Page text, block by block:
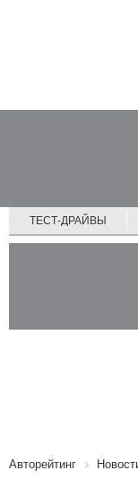
ТЕСТ-ДРАЙВЫ
Авторейтинг